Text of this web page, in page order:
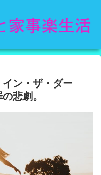
ン・ザ・ダー
悲劇。